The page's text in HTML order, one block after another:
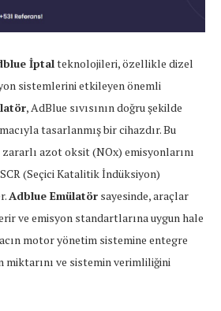
İptalteknolojileri, özellikle dizel
sistemlerini etkileyen önemli
, AdBlue sıvısının doğru şekilde
tasarlanmış bir cihazdır. Bu
azot oksit (NOx) emisyonlarını
(Seçici Katalitik İndüksiyon)
Adblue Emülatör sayesinde, araçlar
ve emisyon standartlarına uygun hale
motor yönetim sistemine entegre
miktarını ve sistemin verimliliğini